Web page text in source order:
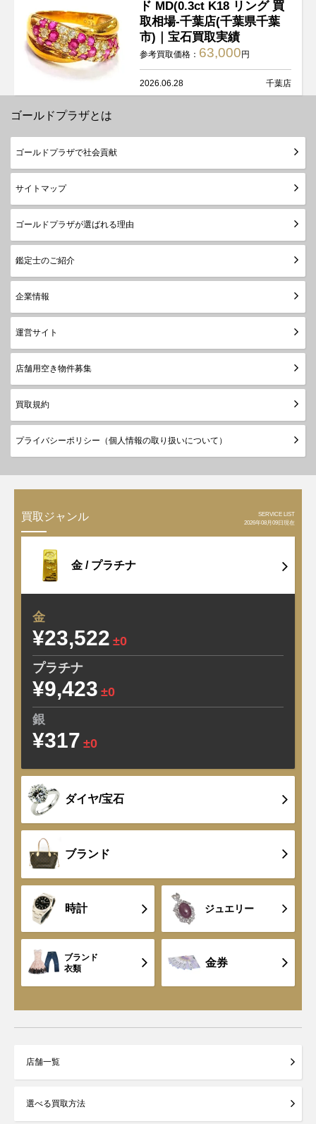
ド MD(0.3ct K18 リング 買
取相場-千葉店(千葉県千葉
市)｜宝石買取実績
参考買取価格： 63,000円
2026.06.28 千葉店
ゴールドプラザとは
ゴールドプラザで社会貢献
サイトマップ
ゴールドプラザが選ばれる理由
鑑定士のご紹介
企業情報
運営サイト
店舗用空き物件募集
買取規約
プライバシーポリシー（個人情報の取り扱いについて）
買取ジャンル
SERVICE LIST
2026年08月09日現在
金 / プラチナ
金
¥23,522 ±0
プラチナ
¥9,423 ±0
銀
¥317 ±0
ダイヤ/宝石
ブランド
時計 ジュエリー
ブランド
衣類
金券
店舗一覧
選べる買取方法